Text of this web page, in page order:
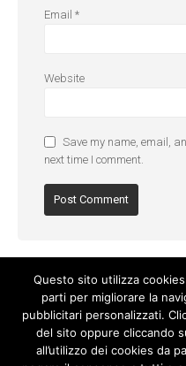
Email *
Website
Save my name, email,
next time I comment.
Questo sito utilizza
parti per migliorare la
pubblicitari personalizzati.
del sito oppure cliccando
all’utilizzo dei cookies da